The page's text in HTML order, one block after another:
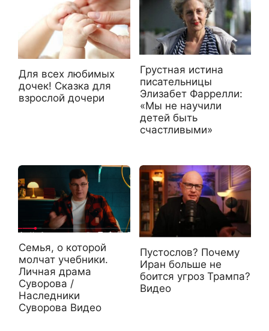
Для всех любимых
дочек! Сказка для
взрослой дочери
Грустная истина
писательницы
Элизабет Фаррелли:
«Мы не научили
детей быть
счастливыми»
Семья, о которой
молчат учебники.
Личная драма
Суворова /
Наследники
Суворова Видео
Пустослов? Почему
Иран больше не
боится угроз Трампа?
Видео